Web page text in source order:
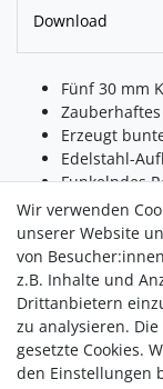
Download
Fünf 30 mm
Erzeugt
Edelstahl-
Funkelndes
Länge ca. 65
Am Fenster
Räume mit
großen
Flut von
betört durch
überwacht ein
Wir verwenden
unserer Website
von
z.B. Inhalte und
Drittanbietern
zu analysieren.
gesetzte Cookies.
den Einstellungen